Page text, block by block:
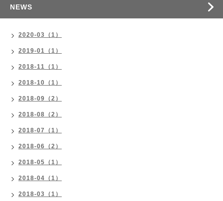
NEWS
2020-03（1）
2019-01（1）
2018-11（1）
2018-10（1）
2018-09（2）
2018-08（2）
2018-07（1）
2018-06（2）
2018-05（1）
2018-04（1）
2018-03（1）